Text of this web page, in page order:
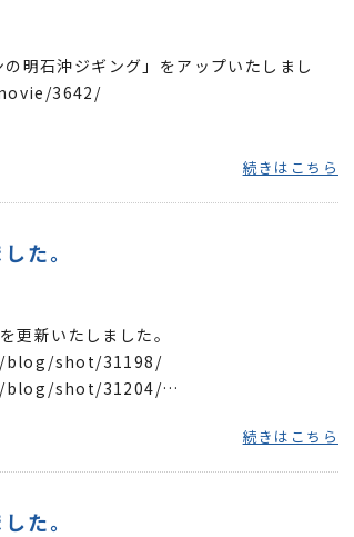
の明石沖ジギング」をアップいたしまし
3642/
続きはこちら
た。
更新いたしました。
blog/shot/31198/
blog/shot/31204/
続きはこちら
た。